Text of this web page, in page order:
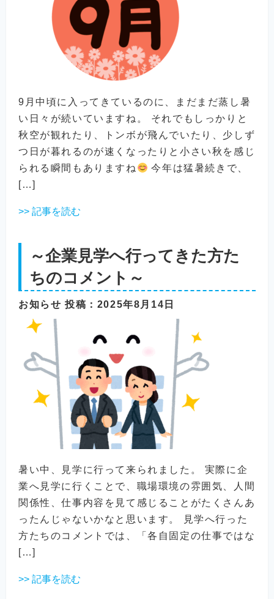
9月中頃に入ってきているのに、まだまだ蒸し暑
い日々が続いていますね。 それでもしっかりと
秋空が観れたり、トンボが飛んでいたり、少しず
つ日が暮れるのが速くなったりと小さい秋を感じ
られる瞬間もありますね
今年は猛暑続きで、
[…]
>> 記事を読む
～企業見学へ行ってきた方た
ちのコメント～
お知らせ 投稿 ：2025年8月14日
暑い中、見学に行って来られました。 実際に企
業へ見学に行くことで、職場環境の雰囲気、人間
関係性、仕事内容を見て感じることがたくさんあ
ったんじゃないかなと思います。 見学へ行った
方たちのコメントでは、「各自固定の仕事ではな
[…]
>> 記事を読む